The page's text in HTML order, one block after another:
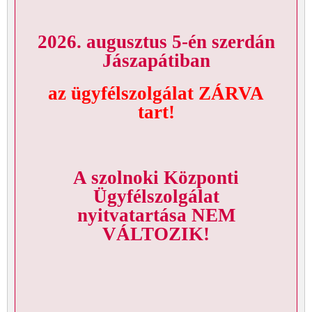
2026. augusztus 5-én szerdán
Jászapátiban
az ügyfélszolgálat ZÁRVA
tart!
A szolnoki Központi
Ügyfélszolgálat
nyitvatartása NEM
VÁLTOZIK!